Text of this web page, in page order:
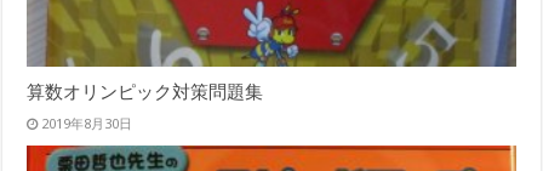
算数オリンピック対策問題集
2019年8月30日